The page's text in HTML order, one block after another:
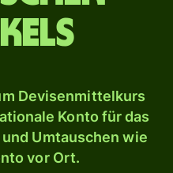
Devisenmittelkurs
Konto für das
Umtauschen wie
vor Ort.